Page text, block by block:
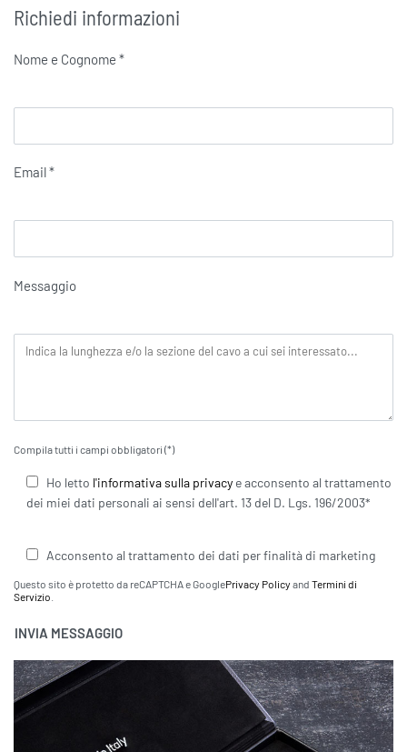
Richiedi informazioni
Nome e Cognome *
Email *
Messaggio
Compila tutti i campi obbligatori (*)
Ho letto l'informativa sulla privacye acconsento al trattamento
dei miei dati personali ai sensi dell'art. 13 del D. Lgs. 196/2003*
Acconsento al trattamento dei dati per finalità di marketing
Questo sito è protetto da reCAPTCHA e GooglePrivacy Policy and Termini di
Servizio